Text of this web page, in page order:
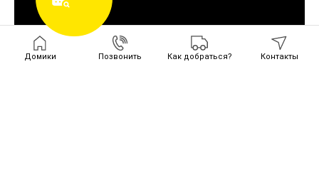
Домики Позвонить Как добраться? Контакты